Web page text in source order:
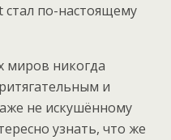
по-настоящему
миров никогда
и
не искушённому
узнать, что же